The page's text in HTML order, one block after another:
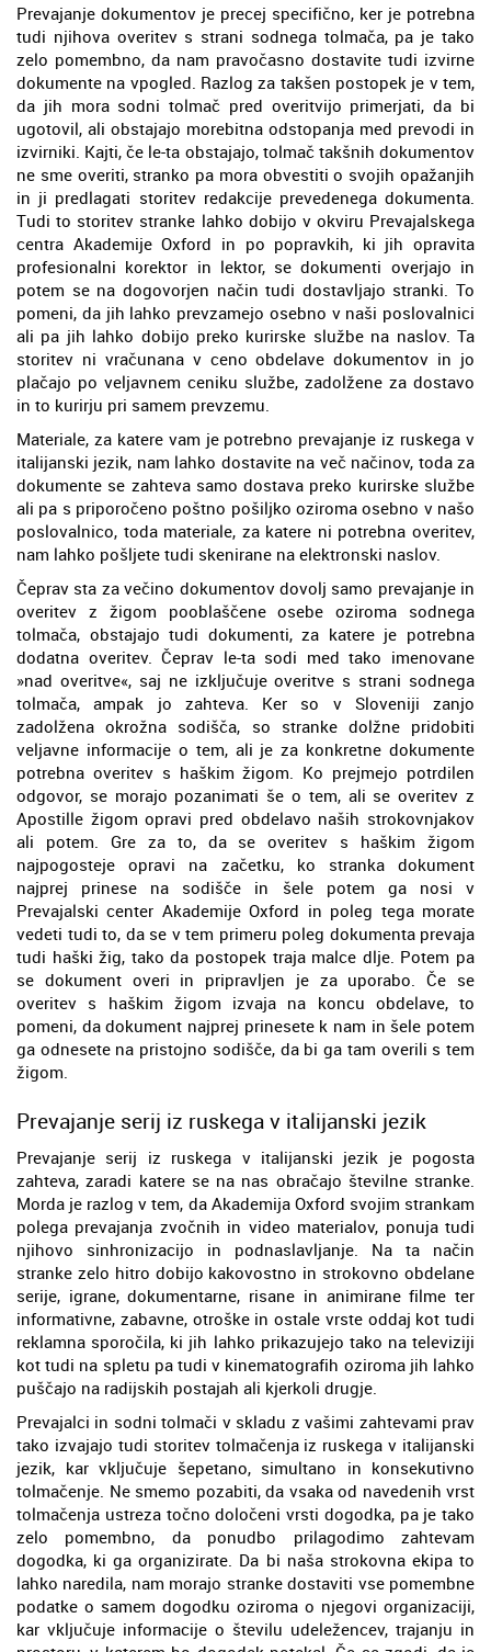
Prevajanje dokumentov je precej specifično, ker je potrebna
tudi njihova overitev s strani sodnega tolmača, pa je tako
zelo pomembno, da nam pravočasno dostavite tudi izvirne
dokumente na vpogled. Razlog za takšen postopek je v tem,
da jih mora sodni tolmač pred overitvijo primerjati, da bi
ugotovil, ali obstajajo morebitna odstopanja med prevodi in
izvirniki. Kajti, če le-ta obstajajo, tolmač takšnih dokumentov
ne sme overiti, stranko pa mora obvestiti o svojih opažanjih
in ji predlagati storitev redakcije prevedenega dokumenta.
Tudi to storitev stranke lahko dobijo v okviru Prevajalskega
centra Akademije Oxford in po popravkih, ki jih opravita
profesionalni korektor in lektor, se dokumenti overjajo in
potem se na dogovorjen način tudi dostavljajo stranki. To
pomeni, da jih lahko prevzamejo osebno v naši poslovalnici
ali pa jih lahko dobijo preko kurirske službe na naslov. Ta
storitev ni vračunana v ceno obdelave dokumentov in jo
plačajo po veljavnem ceniku službe, zadolžene za dostavo
in to kurirju pri samem prevzemu.
Materiale, za katere vam je potrebno prevajanje iz ruskega v
italijanski jezik, nam lahko dostavite na več načinov, toda za
dokumente se zahteva samo dostava preko kurirske službe
ali pa s priporočeno poštno pošiljko oziroma osebno v našo
poslovalnico, toda materiale, za katere ni potrebna overitev,
nam lahko pošljete tudi skenirane na elektronski naslov.
Čeprav sta za večino dokumentov dovolj samo prevajanje in
overitev z žigom pooblaščene osebe oziroma sodnega
tolmača, obstajajo tudi dokumenti, za katere je potrebna
dodatna overitev. Čeprav le-ta sodi med tako imenovane
»nad overitve«, saj ne izključuje overitve s strani sodnega
tolmača, ampak jo zahteva. Ker so v Sloveniji zanjo
zadolžena okrožna sodišča, so stranke dolžne pridobiti
veljavne informacije o tem, ali je za konkretne dokumente
potrebna overitev s haškim žigom. Ko prejmejo potrdilen
odgovor, se morajo pozanimati še o tem, ali se overitev z
Apostille žigom opravi pred obdelavo naših strokovnjakov
ali potem. Gre za to, da se overitev s haškim žigom
najpogosteje opravi na začetku, ko stranka dokument
najprej prinese na sodišče in šele potem ga nosi v
Prevajalski center Akademije Oxford in poleg tega morate
vedeti tudi to, da se v tem primeru poleg dokumenta prevaja
tudi haški žig, tako da postopek traja malce dlje. Potem pa
se dokument overi in pripravljen je za uporabo. Če se
overitev s haškim žigom izvaja na koncu obdelave, to
pomeni, da dokument najprej prinesete k nam in šele potem
ga odnesete na pristojno sodišče, da bi ga tam overili s tem
žigom.
Prevajanje serij iz ruskega v italijanski jezik
Prevajanje serij iz ruskega v italijanski jezik je pogosta
zahteva, zaradi katere se na nas obračajo številne stranke.
Morda je razlog v tem, da Akademija Oxford svojim strankam
polega prevajanja zvočnih in video materialov, ponuja tudi
njihovo sinhronizacijo in podnaslavljanje. Na ta način
stranke zelo hitro dobijo kakovostno in strokovno obdelane
serije, igrane, dokumentarne, risane in animirane filme ter
informativne, zabavne, otroške in ostale vrste oddaj kot tudi
reklamna sporočila, ki jih lahko prikazujejo tako na televiziji
kot tudi na spletu pa tudi v kinematografih oziroma jih lahko
puščajo na radijskih postajah ali kjerkoli drugje.
Prevajalci in sodni tolmači v skladu z vašimi zahtevami prav
tako izvajajo tudi storitev tolmačenja iz ruskega v italijanski
jezik, kar vključuje šepetano, simultano in konsekutivno
tolmačenje. Ne smemo pozabiti, da vsaka od navedenih vrst
tolmačenja ustreza točno določeni vrsti dogodka, pa je tako
zelo pomembno, da ponudbo prilagodimo zahtevam
dogodka, ki ga organizirate. Da bi naša strokovna ekipa to
lahko naredila, nam morajo stranke dostaviti vse pomembne
podatke o samem dogodku oziroma o njegovi organizaciji,
kar vključuje informacije o številu udeležencev, trajanju in